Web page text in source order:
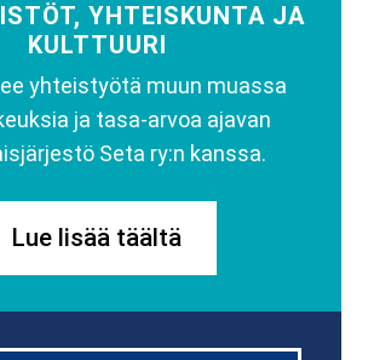
YHTEISKUNTA JA
KULTTUURI
yhteistyötä muun muassa
ja tasa-arvoa ajavan
Seta ry:n kanssa.
Lue lisää täältä